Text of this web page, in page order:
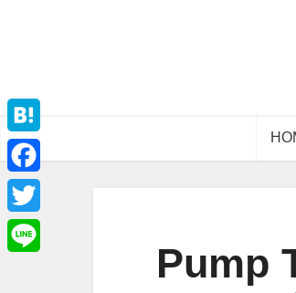
Pump
Hatena
Facebook
Twitter